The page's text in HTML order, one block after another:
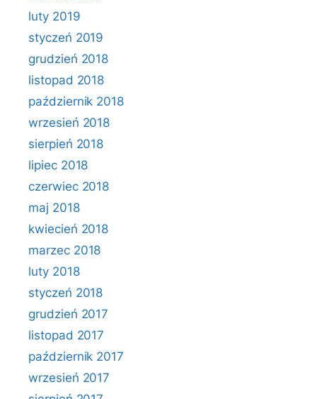
luty 2019
styczeń 2019
grudzień 2018
listopad 2018
październik 2018
wrzesień 2018
sierpień 2018
lipiec 2018
czerwiec 2018
maj 2018
kwiecień 2018
marzec 2018
luty 2018
styczeń 2018
grudzień 2017
listopad 2017
październik 2017
wrzesień 2017